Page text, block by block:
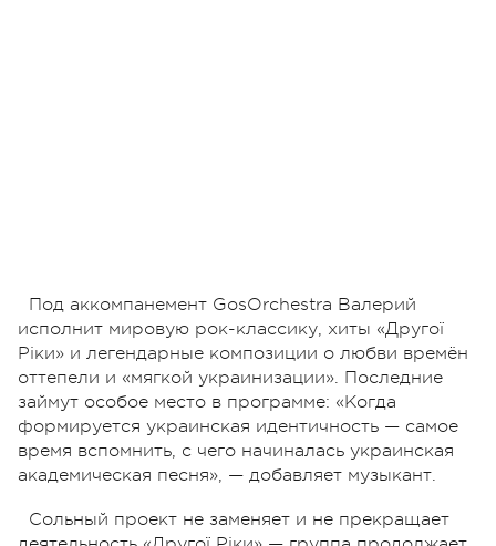
Под аккомпанемент GosOrchestra Валерий
исполнит мировую рок-классику, хиты «Другої
Ріки» и легендарные композиции о любви времён
оттепели и «мягкой украинизации». Последние
займут особое место в программе: «Когда
формируется украинская идентичность — самое
время вспомнить, с чего начиналась украинская
академическая песня», — добавляет музыкант.
Сольный проект не заменяет и не прекращает